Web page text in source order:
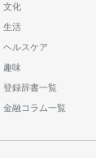
文化
生活
ヘルスケア
趣味
登録辞書一覧
金融コラム一覧